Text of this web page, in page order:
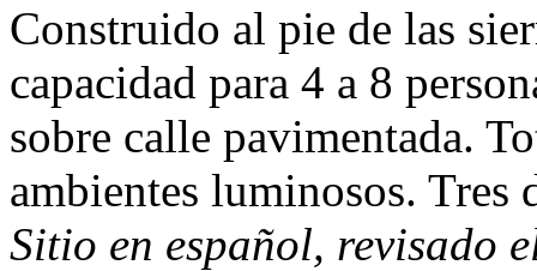
Construido al pie de las
capacidad para 4 a 8
sobre calle pavimentada.
ambientes luminosos. Tres
Sitio en español, revisado